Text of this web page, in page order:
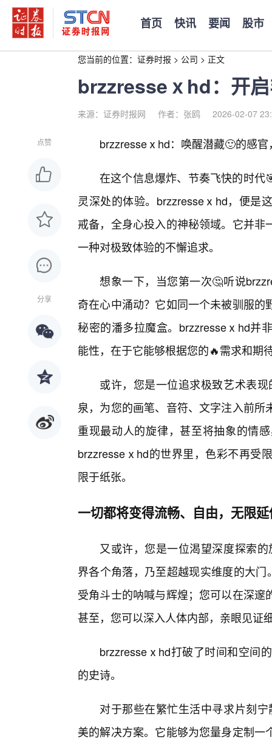
首页 快讯 要闻 股市
您当前的位置： 证券时报 > 公司 > 正文
brzzresseⅹhd：开启
来源：证券时报网 作者：张鸥 2026-02-07
点赞
分享
brzzresseⅹhd：唤醒潜藏🙂的感官
在这个信息爆炸、节奏飞快的时代
灵深处的体验。brzzresseⅹhd，便是
戒备，全身心投入的神秘领域。它并
一种对极致体验的不懈追求。
想象一下，当您第一次🤔听说
奇在心中涌动？它如同一个未被驯服
秘密的潘多拉魔盒。brzzresseⅹhd并
能性，在于它能够根据您的🔥需求和期
或许，您是一位追求极致艺术表
泉，为您的画笔、音符、文字注入前
重现最动人的旋律，甚至将抽象的情
brzzresseⅹhd的世界里，色彩不再受
限于纸张。
一切都将变得流畅、自由，无限
又或许，您是一位渴望深度探索
界各个角落，乃至超越现实维度的大
受角斗士的呐喊与辉煌；您可以在深
甚至，您可以深入人体内部，亲眼见证
brzzresseⅹhd打破了时间和空间
的史诗。
对于那些在繁忙生活中寻求片刻
美的解决方案。它能够为您量身定制